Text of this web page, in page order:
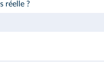
réelle ?